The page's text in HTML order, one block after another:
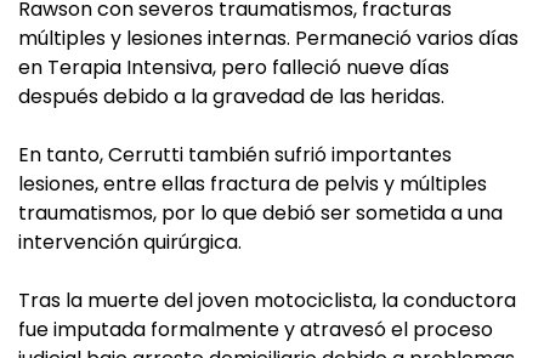
Rawson con severos traumatismos, fracturas
múltiples y lesiones internas. Permaneció varios días
en Terapia Intensiva, pero falleció nueve días
después debido a la gravedad de las heridas.
En tanto, Cerrutti también sufrió importantes
lesiones, entre ellas fractura de pelvis y múltiples
traumatismos, por lo que debió ser sometida a una
intervención quirúrgica.
Tras la muerte del joven motociclista, la conductora
fue imputada formalmente y atravesó el proceso